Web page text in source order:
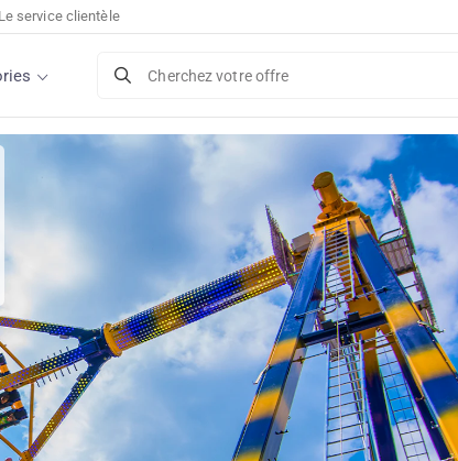
Le service clientèle
Cherchez votre offre